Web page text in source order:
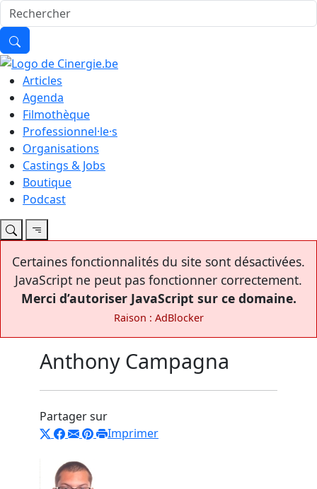
Articles
Agenda
Filmothèque
Professionnel·le·s
Organisations
Castings & Jobs
Boutique
Podcast
Certaines fonctionnalités du site sont désactivées.
JavaScript ne peut pas fonctionner correctement.
Merci d’autoriser JavaScript sur ce domaine.
Raison : AdBlocker
Anthony Campagna
Partager sur
Imprimer